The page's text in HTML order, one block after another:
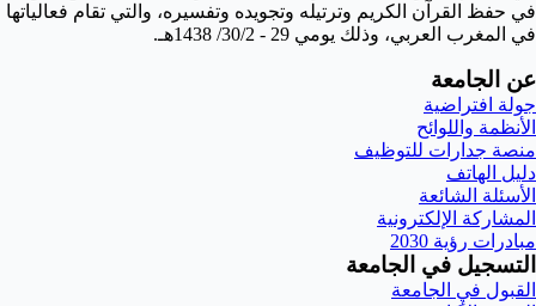
في حفظ القرآن الكريم وترتيله وتجويده وتفسيره، والتي تقام فعالياتها
في المغرب العربي، وذلك يومي 29 - 30/2/ 1438هـ.
عن الجامعة
جولة افتراضية
الأنظمة واللوائح
منصة جدارات للتوظيف
دليل الهاتف
الأسئلة الشائعة
المشاركة الإلكترونية
مبادرات رؤية 2030
التسجيل في الجامعة
القبول في الجامعة